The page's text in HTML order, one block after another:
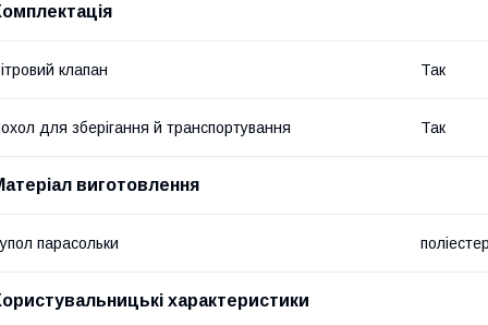
клапан Так
для зберігання й транспортування Так
виготовлення
парасольки поліестер
характеристики